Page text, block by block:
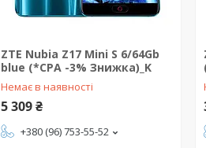
ZTE Nubia Z17 Mini S 6/64Gb
blue (*CPA -3% Знижка)_K
Немає в наявності
5 309 ₴
+380 (96) 753-55-52